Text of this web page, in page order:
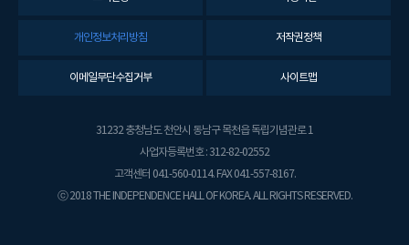
개인정보처리방침 저작권정책
이메일무단수집거부 사이트맵
31232 충청남도 천안시 동남구 목천읍 독립기념관로 1
사업자등록번호 : 312-82-02552
고객센터 041-560-0114. FAX 041-557-8167.
ⓒ 2018 THE INDEPENDENCE HALL OF KOREA. ALL RIGHTS RESERVED.